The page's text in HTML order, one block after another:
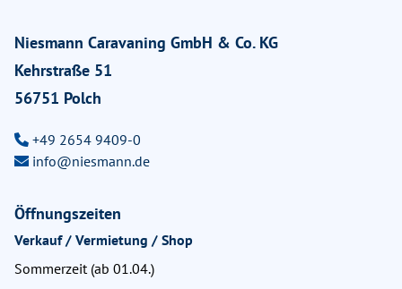
Niesmann Caravaning GmbH & Co. KG
Kehrstraße 51
56751 Polch
+49 2654 9409-0
info@niesmann.de
Öffnungszeiten
Verkauf / Vermietung / Shop
Sommerzeit (ab 01.04.)